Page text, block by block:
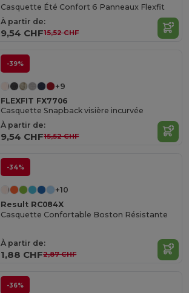
Casquette Été Confort 6 Panneaux Flexfit
À partir de:
9,54 CHF15,52 CHF
-39%
+9
FLEXFIT FX7706
Casquette Snapback visière incurvée
À partir de:
9,54 CHF15,52 CHF
-34%
+10
Result RC084X
Casquette Confortable Boston Résistante
À partir de:
1,88 CHF2,87 CHF
-36%